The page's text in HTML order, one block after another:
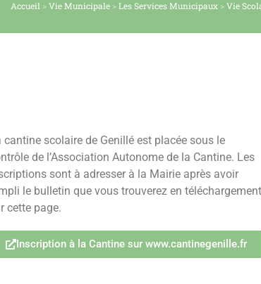
Accueil >Vie Municipale>Les Services Municipaux>Vie
cantine scolaire de Genillé est placée sous le
de l’Association Autonome de la Cantine. Les
sont à adresser à la Mairie après avoir
le bulletin que vous trouverez en téléchargement
cette page.
Inscription à la Cantine sur www.cantinegenille.fr